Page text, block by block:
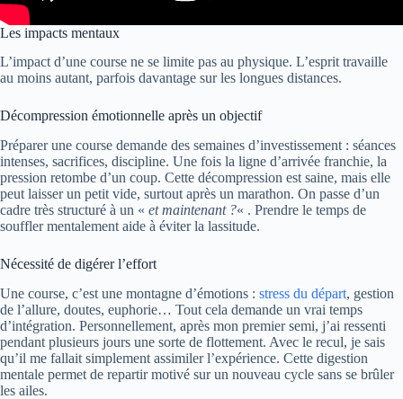
Les impacts mentaux
L’impact d’une course ne se limite pas au physique. L’esprit travaille
au moins autant, parfois davantage sur les longues distances.
Décompression émotionnelle après un objectif
Préparer une course demande des semaines d’investissement : séances
intenses, sacrifices, discipline. Une fois la ligne d’arrivée franchie, la
pression retombe d’un coup. Cette décompression est saine, mais elle
peut laisser un petit vide, surtout après un marathon. On passe d’un
cadre très structuré à un « et maintenant ?« . Prendre le temps de
souffler mentalement aide à éviter la lassitude.
Nécessité de digérer l’effort
Une course, c’est une montagne d’émotions : stress du départ, gestion
de l’allure, doutes, euphorie… Tout cela demande un vrai temps
d’intégration. Personnellement, après mon premier semi, j’ai ressenti
pendant plusieurs jours une sorte de flottement. Avec le recul, je sais
qu’il me fallait simplement assimiler l’expérience. Cette digestion
mentale permet de repartir motivé sur un nouveau cycle sans se brûler
les ailes.